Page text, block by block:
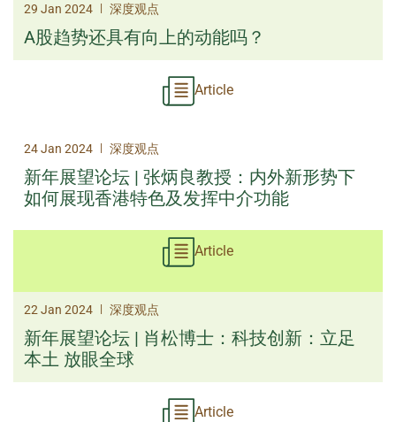
29 Jan 2024 | 深度观点
A股趋势还具有向上的动能吗？
Article
24 Jan 2024 | 深度观点
新年展望论坛 | 张炳良教授：内外新形势下
如何展现香港特色及发挥中介功能
Article
22 Jan 2024 | 深度观点
新年展望论坛 | 肖松博士：科技创新：立足
本土 放眼全球
Article